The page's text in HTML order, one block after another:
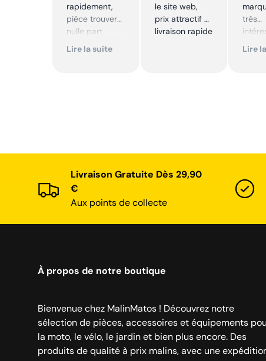
rapidement,
pièce trouver
nulle part
ailleurs et
Lire la suite
le site web,
prix attractif et
livraison rapide
très
Lire
Livraison Gratuite Dès 29,90
€
Aux points de collecte
À propos de notre boutique
Bienvenue chez MalinMatos ! Découvrez notre
sélection de pièces, accessoires et équipements
la moto, le vélo, le jardin et bien plus encore. Des
produits de qualité à prix malins, avec une